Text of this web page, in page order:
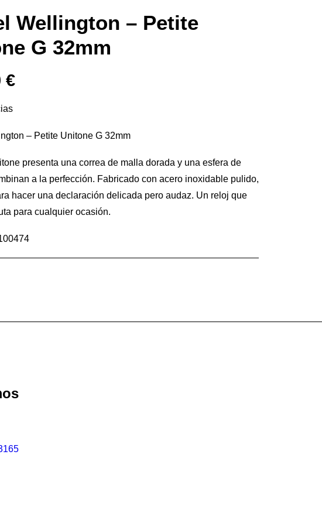
Wellington – Petite
G 32mm
€
– Petite Unitone G 32mm
presenta una correa de malla dorada y una esfera de
a la perfección. Fabricado con acero inoxidable pulido,
hacer una declaración delicada pero audaz. Un reloj que
para cualquier ocasión.